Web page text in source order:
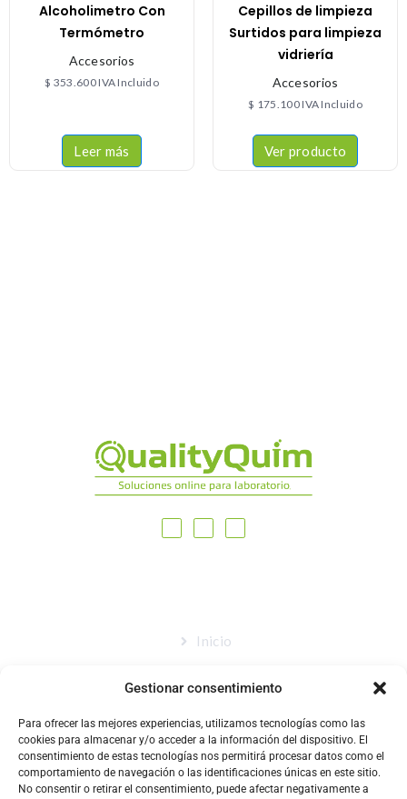
Gestionar consentimiento
Para ofrecer las mejores experiencias, utilizamos tecnologías como las
cookies para almacenar y/o acceder a la información del dispositivo. El
consentimiento de estas tecnologías nos permitirá procesar datos como el
comportamiento de navegación o las identificaciones únicas en este sitio.
No consentir o retirar el consentimiento, puede afectar negativamente a
Alcoholimetro Con
Termómetro
Accesorios
$ 353.600IVA Incluido
Leer más
Cepillos de limpieza
Surtidos para limpieza
vidriería
Accesorios
$ 175.100IVA Incluido
Ver producto
Inicio
Catálogo
Blog
Contacto